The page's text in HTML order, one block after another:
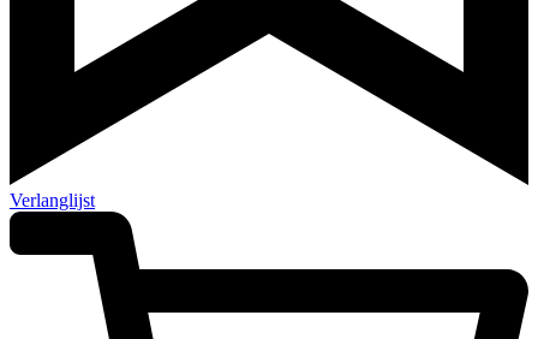
Verlanglijst